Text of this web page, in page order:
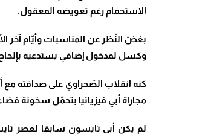
الاستحمام رغم تعويضه المعقول.
بغضّ النّظر عن المناسبات وأيّام آخر
وكسل لمدخول إضافي يستدعيه
كنه انقلاب الصّحراوي على صداقته
مجاراة أبي فيزيائيا بتحمّل سخونة
لم يكن أبي تايسون سابقا لعصر